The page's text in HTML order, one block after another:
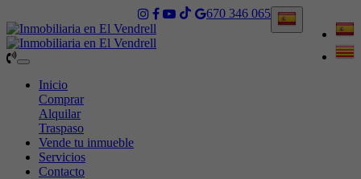
670 346 065
Toggle
navigation
Inicio
Comprar
Alquilar
Traspaso
Vende tu inmueble
Servicios
Contacto